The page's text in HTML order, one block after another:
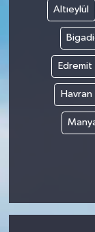
Altıeylül
Edremit
Havran